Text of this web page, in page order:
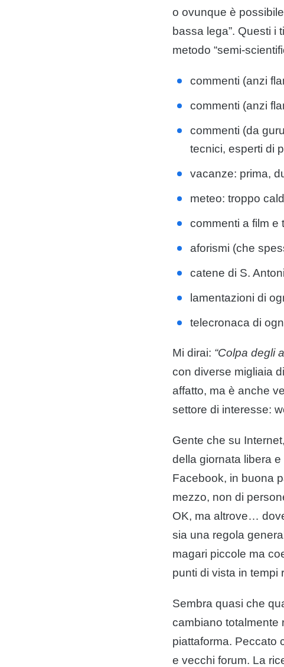
o ovunque è
bassa lega”. Questi i
metodo “semi-
commenti (anzi
commenti (anzi
commenti (da
tecnici, esperti di
vacanze: prima,
meteo: troppo
commenti a film e
aforismi (che
catene di S.
lamentazioni di
telecronaca di
Mi dirai: “Colpa degli
con diverse migliaia
affatto, ma è anche
settore di interesse:
Gente che su
della giornata libera e
Facebook, in buona
mezzo, non di
OK, ma altrove…
sia una regola
magari piccole ma
punti di vista in tempi
Sembra quasi che
cambiano totalmente
piattaforma. Peccato
e vecchi forum. La